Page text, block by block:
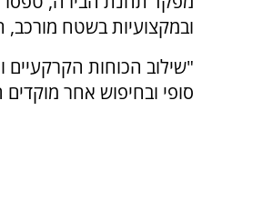
ובמקצועיות בשטח
"שילוב הכוחות הקרקעיים
סופי ובחיפוש אחר